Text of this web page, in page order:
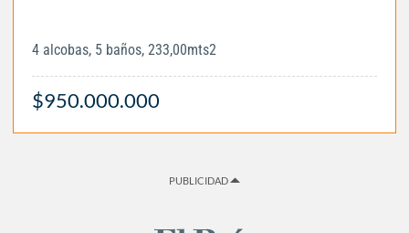
4 alcobas, 5 baños, 233,00mts2
$950.000.000
PUBLICIDAD